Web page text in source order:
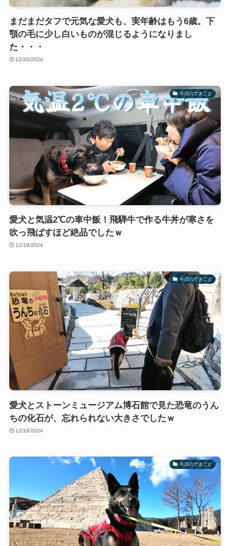
まだまだタフで元気な愛犬も、実年齢はもう6歳。下
顎の毛に少し白いものが混じるようになりまし
た・・・
12/20/2024
今日のできごと
愛犬と気温2℃の車中飯！飛騨牛で作る牛丼が寒さを
吹っ飛ばすほど絶品でしたｗ
12/19/2024
今日のできごと
愛犬とストーンミュージアム博石館で見た恐竜のうん
ちの化石が、忘れられない大きさでしたｗ
12/18/2024
今日のできごと